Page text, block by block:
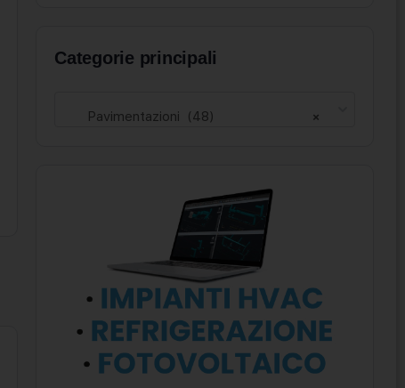
Categorie principali
×
Pavimentazioni (48)